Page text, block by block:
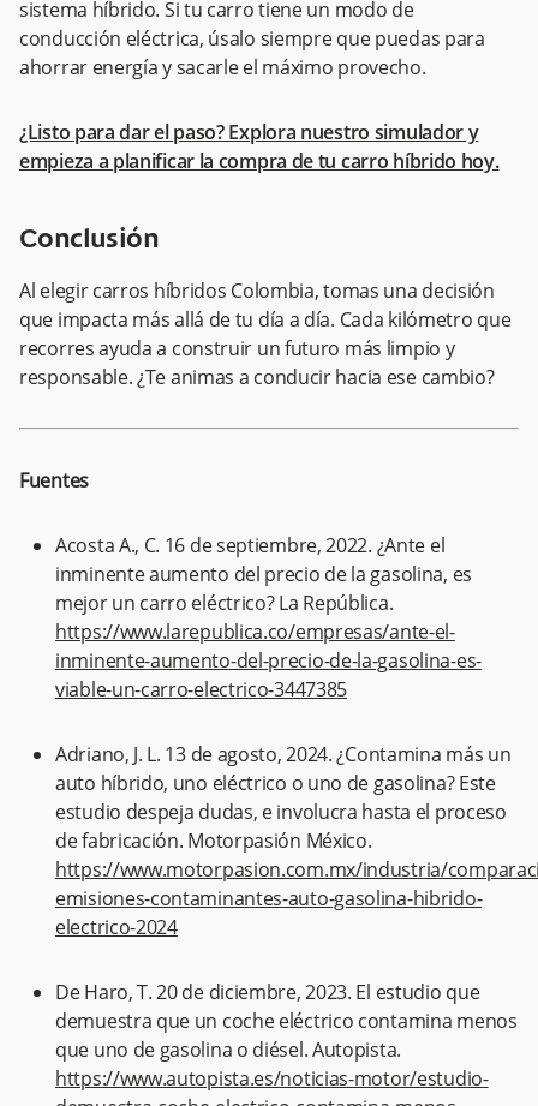
sistema híbrido. Si tu carro tiene un modo de
conducción eléctrica, úsalo siempre que puedas para
ahorrar energía y sacarle el máximo provecho.
¿Listo para dar el paso? Explora nuestro simulador y
empieza a planificar la compra de tu carro híbrido hoy.
Conclusión
Al elegir carros híbridos Colombia, tomas una decisión
que impacta más allá de tu día a día. Cada kilómetro que
recorres ayuda a construir un futuro más limpio y
responsable. ¿Te animas a conducir hacia ese cambio?
Fuentes
Acosta A., C. 16 de septiembre, 2022. ¿Ante el
inminente aumento del precio de la gasolina, es
mejor un carro eléctrico? La República.
https://www.larepublica.co/empresas/ante-el-
inminente-aumento-del-precio-de-la-gasolina-es-
viable-un-carro-electrico-3447385
Adriano, J. L. 13 de agosto, 2024. ¿Contamina más un
auto híbrido, uno eléctrico o uno de gasolina? Este
estudio despeja dudas, e involucra hasta el proceso
de fabricación. Motorpasión México.
https://www.motorpasion.com.mx/industria/
emisiones-contaminantes-auto-gasolina-hibrido-
electrico-2024
De Haro, T. 20 de diciembre, 2023. El estudio que
demuestra que un coche eléctrico contamina menos
que uno de gasolina o diésel. Autopista.
https://www.autopista.es/noticias-motor/estudio-